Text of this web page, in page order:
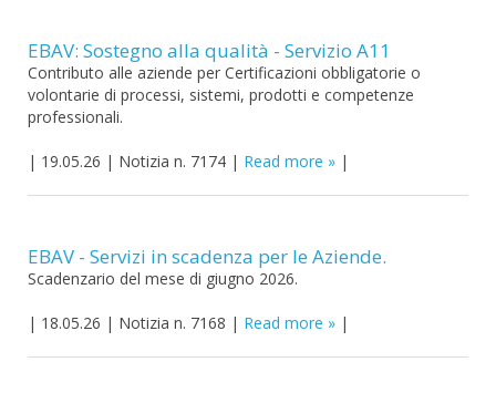
EBAV: Sostegno alla qualità - Servizio A11
Contributo alle aziende per Certificazioni obbligatorie o
volontarie di processi, sistemi, prodotti e competenze
professionali.
| 19.05.26 | Notizia n. 7174 | Read more |
EBAV - Servizi in scadenza per le Aziende.
Scadenzario del mese di giugno 2026.
| 18.05.26 | Notizia n. 7168 | Read more |